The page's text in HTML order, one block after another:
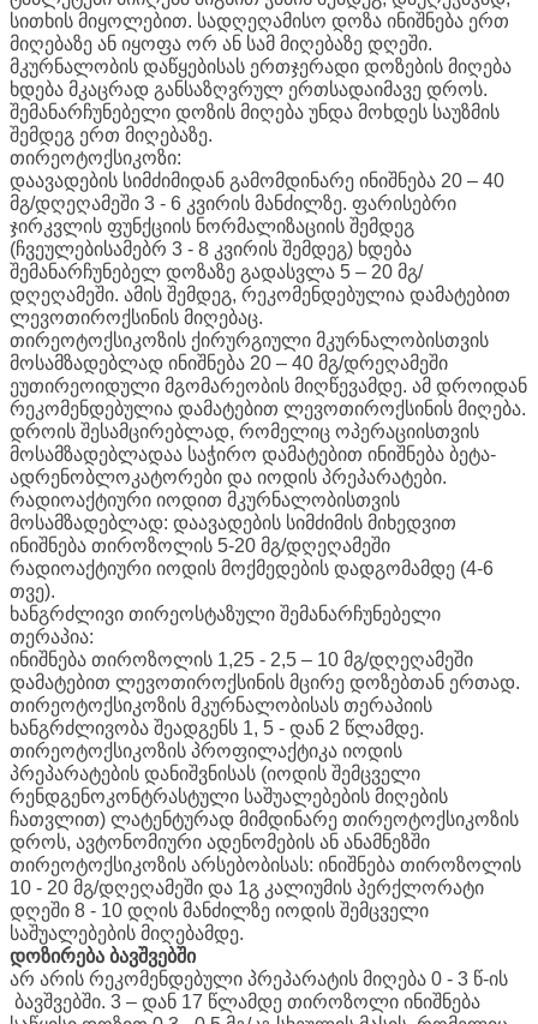
სითხის მიყოლებით. სადღეღამისო დოზა ინიშნება ერთ
მიღებაზე ან იყოფა ორ ან სამ მიღებაზე დღეში.
მკურნალობის დაწყებისას ერთჯერადი დოზების მიღება
ხდება მკაცრად განსაზღვრულ ერთსადაიმავე დროს.
შემანარჩუნებელი დოზის მიღება უნდა მოხდეს საუზმის
შემდეგ ერთ მიღებაზე.
თირეოტოქსიკოზი:
დაავადების სიმძიმიდან გამომდინარე ინიშნება 20 – 40
მგ/დღეღამეში 3 - 6 კვირის მანძილზე. ფარისებრი
ჯირკვლის ფუნქციის ნორმალიზაციის შემდეგ
(ჩვეულებისამებრ 3 - 8 კვირის შემდეგ) ხდება
შემანარჩუნებელ დოზაზე გადასვლა 5 – 20 მგ/
დღეღამეში. ამის შემდეგ, რეკომენდებულია დამატებით
ლევოთიროქსინის მიღებაც.
თირეოტოქსიკოზის ქირურგიული მკურნალობისთვის
მოსამზადებლად ინიშნება 20 – 40 მგ/დრეღამეში
ეუთირეოიდული მგომარეობის მიღწევამდე. ამ დროიდან
რეკომენდებულია დამატებით ლევოთიროქსინის მიღება.
დროის შესამცირებლად, რომელიც ოპერაციისთვის
მოსამზადებლადაა საჭირო დამატებით ინიშნება ბეტა-
ადრენობლოკატორები და იოდის პრეპარატები.
რადიოაქტიური იოდით მკურნალობისთვის
მოსამზადებლად: დაავადების სიმძიმის მიხედვით
ინიშნება თიროზოლის 5-20 მგ/დღეღამეში
რადიოაქტიური იოდის მოქმედების დადგომამდე (4-6
თვე).
ხანგრძლივი თირეოსტაზული შემანარჩუნებელი
თერაპია:
ინიშნება თიროზოლის 1,25 - 2,5 – 10 მგ/დღეღამეში
დამატებით ლევოთიროქსინის მცირე დოზებთან ერთად.
თირეოტოქსიკოზის მკურნალობისას თერაპიის
ხანგრძლივობა შეადგენს 1, 5 - დან 2 წლამდე.
თირეოტოქსიკოზის პროფილაქტიკა იოდის
პრეპარატების დანიშვნისას (იოდის შემცველი
რენდგენოკონტრასტული საშუალებების მიღების
ჩათვლით) ლატენტურად მიმდინარე თირეოტოქსიკოზის
დროს, ავტონომიური ადენომების ან ანამნეზში
თირეოტოქსიკოზის არსებობისას: ინიშნება თიროზოლის
10 - 20 მგ/დღეღამეში და 1გ კალიუმის პერქლორატი
დღეში 8 - 10 დღის მანძილზე იოდის შემცველი
საშუალებების მიღებამდე.
დოზირება ბავშვებში
არ არის რეკომენდებული პრეპარატის მიღება 0 - 3 წ-ის
ბავშვებში. 3 – დან 17 წლამდე თიროზოლი ინიშნება